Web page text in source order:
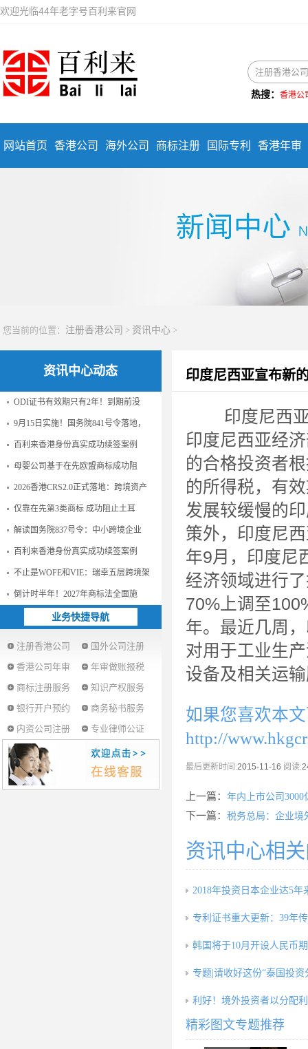
欢迎光临44年老字号百利来官网
热搜： 香港公
网站首页 香港公司 海外公司 商标注册 国际专利 香港年审
您当前的位置： 注册香港公司 > 资讯中心 >
资讯中心动态
ODI证书有效期只有2年！到期前没
9月15日实施！国务院841号令落地，
百利来香港身份真实成功续签案例
母婴公司基于在先欧盟商标成功阻
2026香港CRS2.0正式落地：跨境资产
仅靠在先第3类商标 成功阻止土耳
解读国务院837号令：中小跨境企业
百利来香港身份真实成功续签案例
不止是WOFE和VIE：瑞幸五层跨境架
倒计时半年！2027年商标法全面施
业务快捷导航
注册香港公司
国外公司注册
香港公司年审
年审做账报税
商标注册服务
知识产权服务
银行开户预约
商务秘书服务
内资公司注册
专业律师公证
印度尼西亚宣布新
印度尼西亚
印度尼西亚经
的合格投资者
的所得税，有
发展较缓慢的
策外，印度尼
年9月，印度尼
经济领域进行
70%上调至
年。最近几周
对用于工业生
设备及相关运
如果您喜欢本
http://
最后更新时间:2015-11-16 阅读:
上一篇： 年内上市公司
下一篇： 税务总局：企业境
资讯中心相
2018年投资日本企业达5年
专利证书重大更新：39年
韩国将于10月开设人民币
专题|请收好这份“泰国投资
利好！境外投资者以分配
精彩图文专题推荐